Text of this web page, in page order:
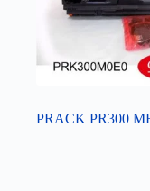
PRACK PR300